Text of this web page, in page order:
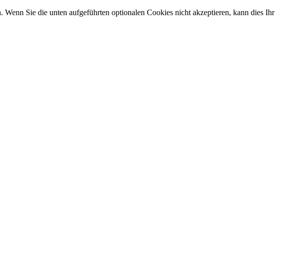
Sie die unten aufgeführten optionalen Cookies nicht akzeptieren, kann dies Ihr